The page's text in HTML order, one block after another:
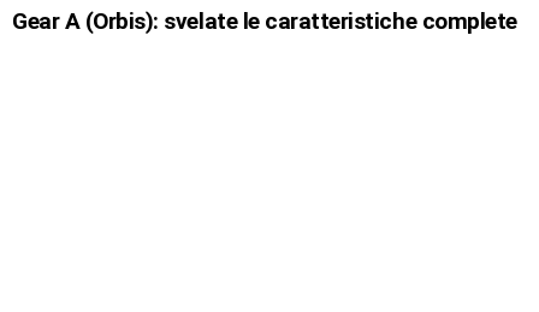
Gear A (Orbis): svelate le caratteristiche complete